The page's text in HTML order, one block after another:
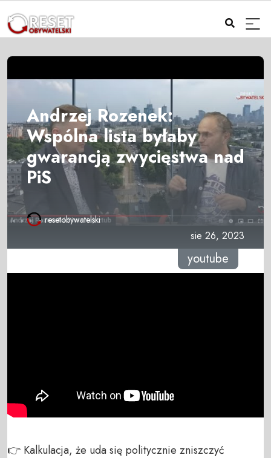
Andrzej Rozenek:
Wspólna lista byłaby
gwarancją zwycięstwa nad
PiS
resetobywatelski
sie 26, 2023
youtube
👉 Kalkulacja, że uda się politycznie zniszczyć